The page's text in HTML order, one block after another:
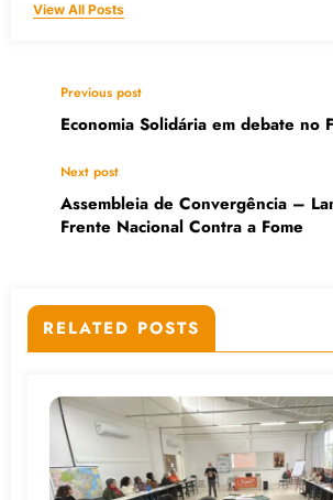
View All Posts
Previous post
Economia Solidária em debate no
Next post
Assembleia de Convergência –
Frente Nacional Contra a Fome
RELATED POSTS